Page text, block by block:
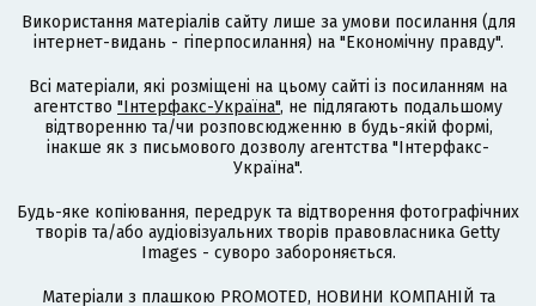
Використання матеріалів сайту лише за умови посилання (для
інтернет-видань - гіперпосилання) на "Економічну правду".
Всі матеріали, які розміщені на цьому сайті із посиланням на
агентство "Інтерфакс-Україна", не підлягають подальшому
відтворенню та/чи розповсюдженню в будь-якій формі,
інакше як з письмового дозволу агентства "Інтерфакс-
Україна".
Будь-яке копіювання, передрук та відтворення фотографічних
творів та/або аудіовізуальних творів правовласника Getty
Images - суворо забороняється.
Матеріали з плашкою PROMOTED, НОВИНИ КОМПАНІЙ та